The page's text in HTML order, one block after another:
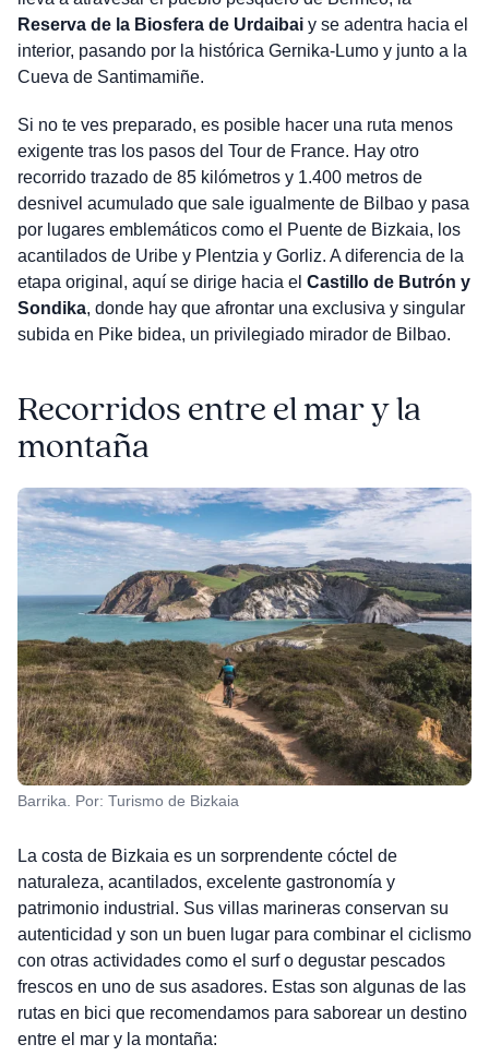
Reserva de la Biosfera de Urdaibaiy se adentra hacia el
interior, pasando por la histórica Gernika-Lumo y junto a la
Cueva de Santimamiñe.
Si no te ves preparado, es posible hacer una ruta menos
exigente tras los pasos del Tour de France. Hay otro
recorrido trazado de 85 kilómetros y 1.400 metros de
desnivel acumulado que sale igualmente de Bilbao y pasa
por lugares emblemáticos como el Puente de Bizkaia, los
acantilados de Uribe y Plentzia y Gorliz. A diferencia de la
etapa original, aquí se dirige hacia el Castillo de Butrón y
Sondika, donde hay que afrontar una exclusiva y singular
subida en Pike bidea, un privilegiado mirador de Bilbao.
Recorridos entre el mar y la
montaña
Barrika. Por: Turismo de Bizkaia
La costa de Bizkaia es un sorprendente cóctel de
naturaleza, acantilados, excelente gastronomía y
patrimonio industrial. Sus villas marineras conservan su
autenticidad y son un buen lugar para combinar el ciclismo
con otras actividades como el surf o degustar pescados
frescos en uno de sus asadores. Estas son algunas de las
rutas en bici que recomendamos para saborear un destino
entre el mar y la montaña: